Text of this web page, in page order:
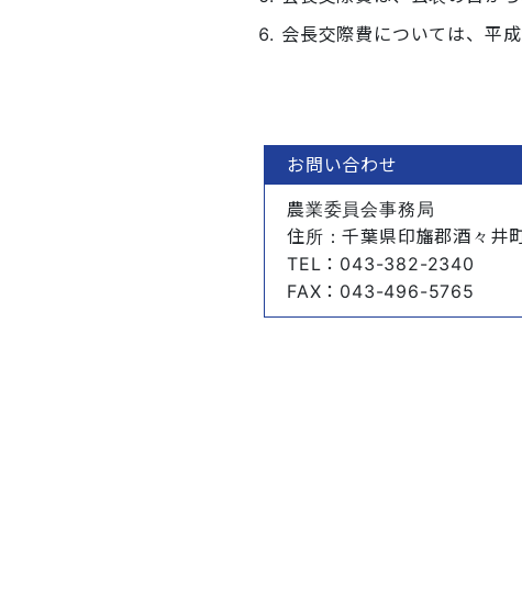
会長交際費については、平
お問い合わせ
農業委員会事務局
住所 ：千葉県印旛郡酒々井
TEL ：043-382-2340
FAX ：043-496-5765